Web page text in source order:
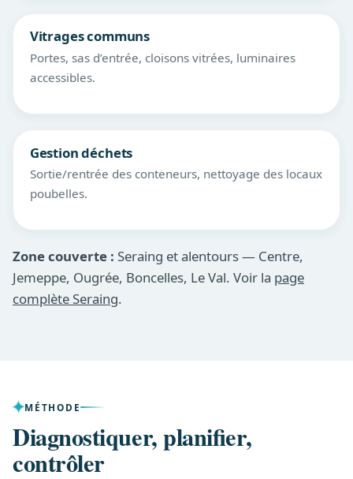
Vitrages communs
Portes, sas d’entrée, cloisons vitrées, luminaires
accessibles.
Gestion déchets
Sortie/rentrée des conteneurs, nettoyage des locaux
poubelles.
Zone couverte : Seraing et alentours — Centre,
Jemeppe, Ougrée, Boncelles, Le Val. Voir la page
complète Seraing.
MÉTHODE
Diagnostiquer, planifier,
contrôler